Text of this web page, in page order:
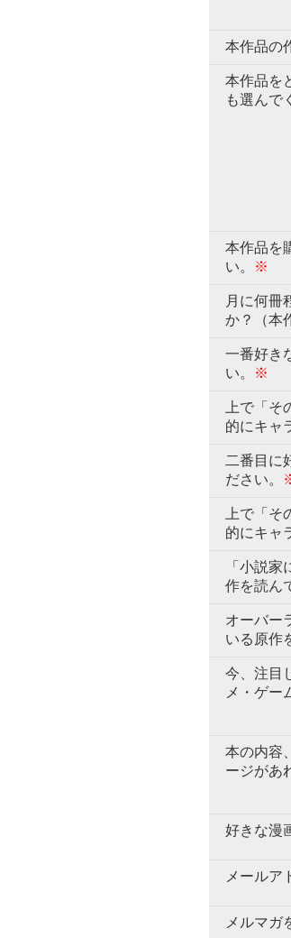
本作品の
本作品を
も選んで
本作品を
い。
※
月に何冊
か？（本
一番好き
い。
※
上で「
的にキャ
二番目に
ださい。
上で「
的にキャ
「小説
作を読ん
オーバー
いる原作
今、注目
メ・ゲー
本の内容
ージがあ
好きな漫
メールア
メルマガ